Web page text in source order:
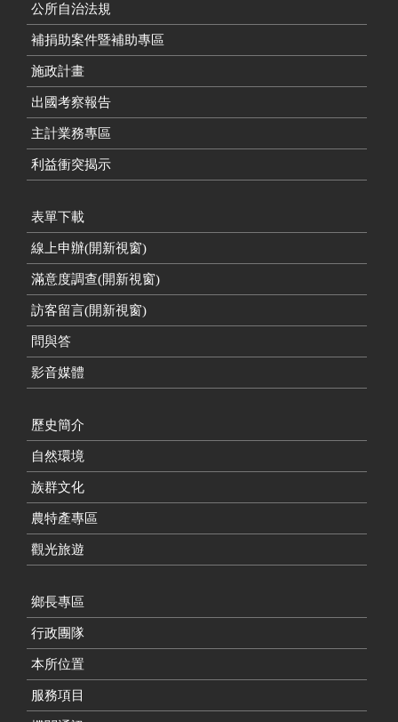
公所自治法規
補捐助案件暨補助專區
施政計畫
出國考察報告
主計業務專區
利益衝突揭示
表單下載
線上申辦(開新視窗)
滿意度調查(開新視窗)
訪客留言(開新視窗)
問與答
影音媒體
歷史簡介
自然環境
族群文化
農特產專區
觀光旅遊
鄉長專區
行政團隊
本所位置
服務項目